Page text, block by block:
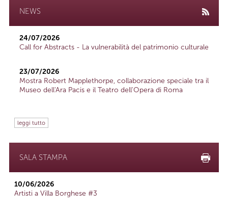
NEWS
24/07/2026
Call for Abstracts - La vulnerabilità del patrimonio culturale
23/07/2026
Mostra Robert Mapplethorpe, collaborazione speciale tra il
Museo dell'Ara Pacis e il Teatro dell'Opera di Roma
leggi tutto
SALA STAMPA
10/06/2026
Artisti a Villa Borghese #3